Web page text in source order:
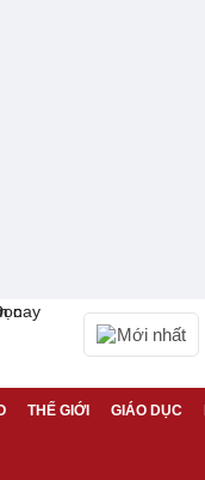
Mới nhất
THẾ GIỚI GIÁO DỤC